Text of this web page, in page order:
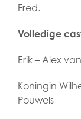
Fred.
Volledige
Erik – Alex
Koningin
Pouwels